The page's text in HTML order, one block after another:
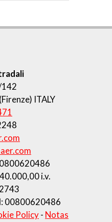
ITALY
i.v.
00800620486
Policy- Notas